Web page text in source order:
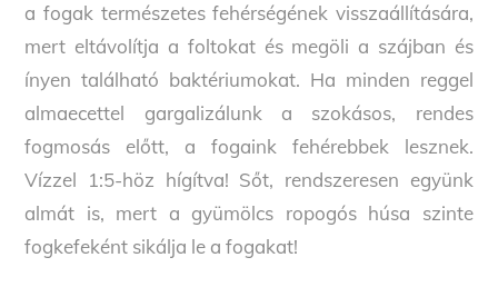
a fogak természetes fehérségének visszaállítására,
mert eltávolítja a foltokat és megöli a szájban és
ínyen található baktériumokat. Ha minden reggel
almaecettel gargalizálunk a szokásos, rendes
fogmosás előtt, a fogaink fehérebbek lesznek.
Vízzel 1:5-höz hígítva! Sőt, rendszeresen együnk
almát is, mert a gyümölcs ropogós húsa szinte
fogkefeként sikálja le a fogakat!